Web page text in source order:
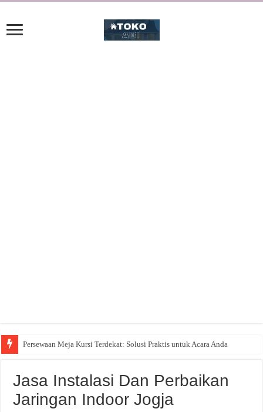
Persewaan Meja Kursi Terdekat: Solusi Praktis untuk Acara Anda
Jasa Instalasi Dan Perbaikan
Jaringan Indoor Jogja